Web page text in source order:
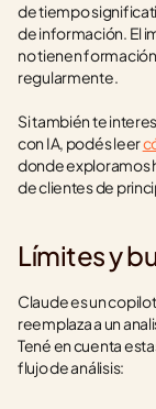
de tiempo
de información. El
no tienen
regularmente.
Si también te
con IA, podés leer
donde exploramos
de clientes de
Límites y
Claude es un
reemplaza a un
Tené en cuenta
flujo de análisis: